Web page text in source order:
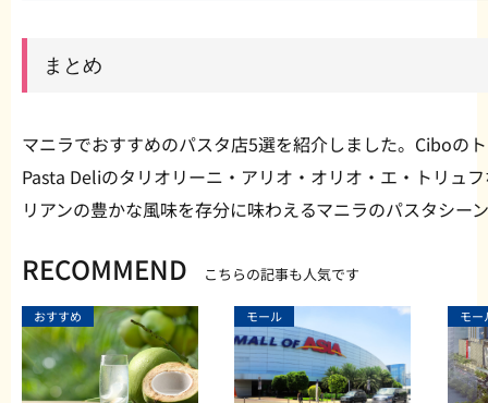
まとめ
マニラでおすすめのパスタ店5選を紹介しました。Ciboの
Pasta Deliのタリオリーニ・アリオ・オリオ・エ・トリュ
リアンの豊かな風味を存分に味わえるマニラのパスタシー
RECOMMEND こちらの記事も人気です
おすすめ モール モー